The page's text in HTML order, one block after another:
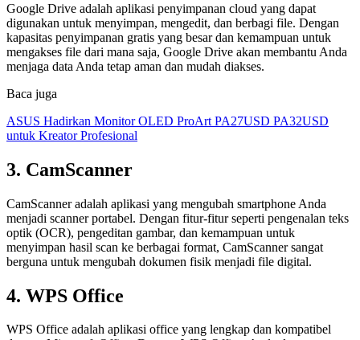
Google Drive adalah aplikasi penyimpanan cloud yang dapat
digunakan untuk menyimpan, mengedit, dan berbagi file. Dengan
kapasitas penyimpanan gratis yang besar dan kemampuan untuk
mengakses file dari mana saja, Google Drive akan membantu Anda
menjaga data Anda tetap aman dan mudah diakses.
Baca juga
ASUS Hadirkan Monitor OLED ProArt PA27USD PA32USD
untuk Kreator Profesional
3. CamScanner
CamScanner adalah aplikasi yang mengubah smartphone Anda
menjadi scanner portabel. Dengan fitur-fitur seperti pengenalan teks
optik (OCR), pengeditan gambar, dan kemampuan untuk
menyimpan hasil scan ke berbagai format, CamScanner sangat
berguna untuk mengubah dokumen fisik menjadi file digital.
4. WPS Office
WPS Office adalah aplikasi office yang lengkap dan kompatibel